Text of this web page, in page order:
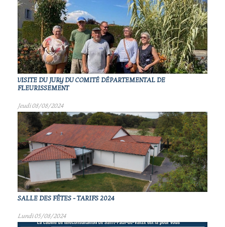
VISITE DU JURY DU COMITÉ DÉPARTEMENTAL DE
FLEURISSEMENT
Jeudi 08/08/2024
SALLE DES FÊTES - TARIFS 2024
Lundi 05/08/2024